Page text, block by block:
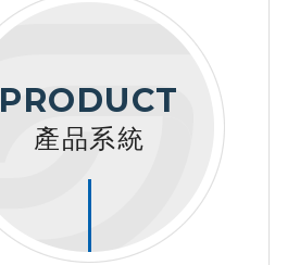
PRODUCT
產品系統